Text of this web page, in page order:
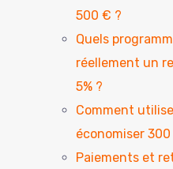
500 € ?
Quels
réellement un
5% ?
Comment
économiser
Paiements et